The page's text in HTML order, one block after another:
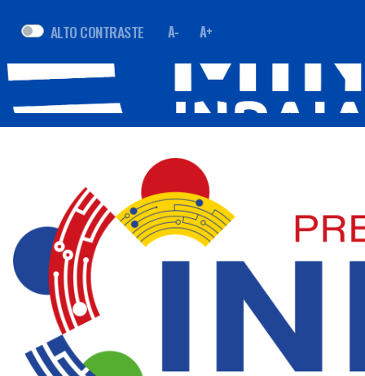
ALTO CONTRASTE A- A+